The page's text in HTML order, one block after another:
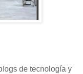
de tecnología y